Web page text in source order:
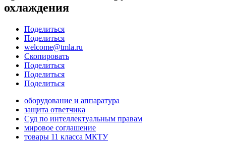
охлаждения
Поделиться
Поделиться
welcome@tmla.ru
Скопировать
Поделиться
Поделиться
Поделиться
оборудование и аппаратура
защита ответчика
Суд по интеллектуальным правам
мировое соглашение
товары 11 класса МКТУ